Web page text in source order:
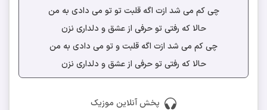
چی کم می شد ازت اگه قلبت تو تو می دادی به من
حالا که رفتی تو حرفی از عشق و دلداری نزن
چی کم می شد ازت اگه قلبت و تو می دادی به من
حالا که رفتی تو حرفی از عشق و دلداری نزن
پخش آنلاین موزیک